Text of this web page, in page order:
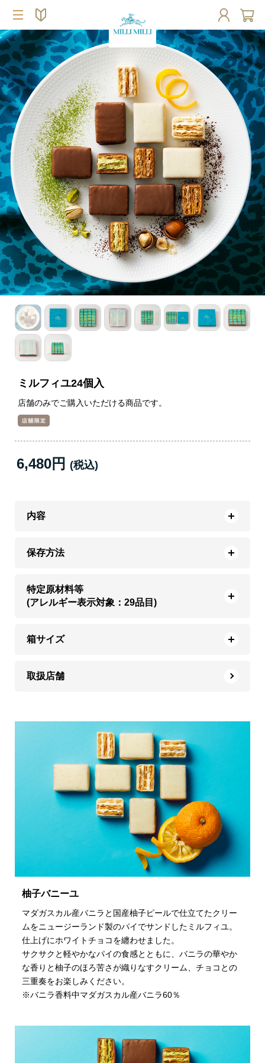
ミルフィユ24個入
店舗のみでご購入いただける商品です。
6,480円
内容
保存方法
特定原材料等
(アレルギー表示対象：29品目)
箱サイズ
取扱店舗
柚子バニーユ
マダガスカル産バニラと国産柚子ピールで仕立てたクリー
ムをニュージーランド製のパイでサンドしたミルフィユ。
仕上げにホワイトチョコを纏わせました。
サクサクと軽やかなパイの食感とともに、バニラの華やか
な香りと柚子のほろ苦さが織りなすクリーム、チョコとの
三重奏をお楽しみください。
※バニラ香料中マダガスカル産バニラ60％